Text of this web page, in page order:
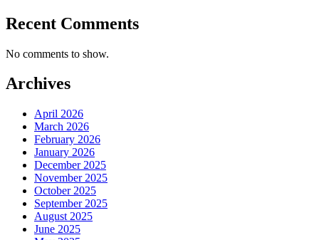
Recent Comments
No comments to show.
Archives
April 2026
March 2026
February 2026
January 2026
December 2025
November 2025
October 2025
September 2025
August 2025
June 2025